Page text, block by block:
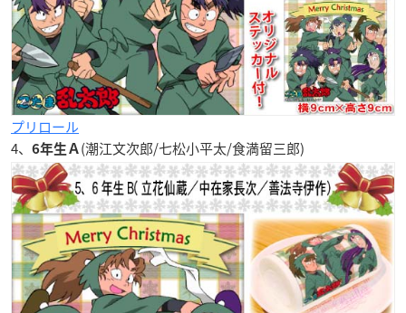
プリロール
4、
6年生Ａ (潮江文次郎/七松小平太/食満留三郎)